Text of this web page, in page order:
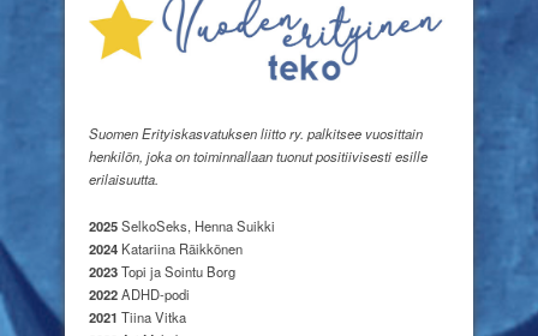
Suomen Erityiskasvatuksen liitto ry. palkitsee vuosittain
henkilön, joka on toiminnallaan tuonut positiivisesti esille
erilaisuutta.
2025SelkoSeks, Henna Suikki
2024 Katariina Räikkönen
2023Topi ja Sointu Borg
2022ADHD-podi
2021 Tiina Vitka